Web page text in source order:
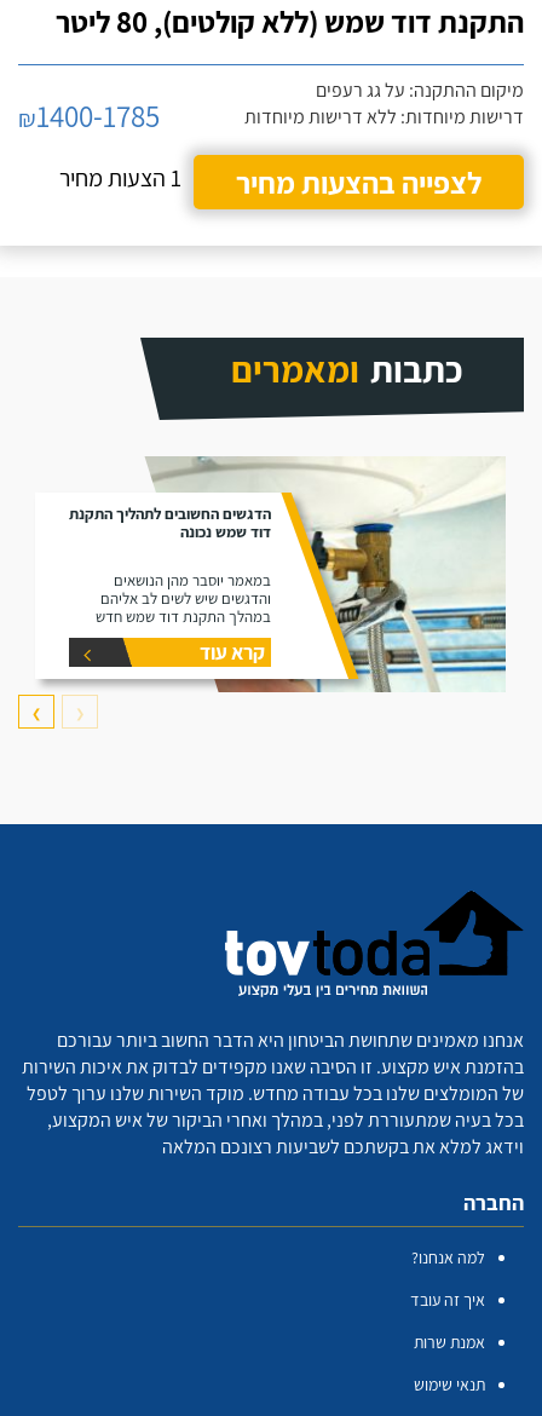
התקנת דוד שמש (ללא קולטים), 80 ליטר
מיקום ההתקנה: על גג רעפים
דרישות מיוחדות: ללא דרישות מיוחדות
₪1400-1785
לצפייה בהצעות מחיר
1 הצעות מחיר
כתבות ומאמרים
הדגשים החשובים לתהליך התקנת
דוד שמש נכונה
במאמר יוסבר מהן הנושאים
והדגשים שיש לשים לב אליהם
במהלך התקנת דוד שמש חדש
קרא עוד
❮
❯
אנחנו מאמינים שתחושת הביטחון היא הדבר החשוב ביותר עבורכם
בהזמנת איש מקצוע. זו הסיבה שאנו מקפידים לבדוק את איכות השירות
של המומלצים שלנו בכל עבודה מחדש. מוקד השירות שלנו ערוך לטפל
בכל בעיה שמתעוררת לפני, במהלך ואחרי הביקור של איש המקצוע,
וידאג למלא את בקשתכם לשביעות רצונכם המלאה
החברה
למה אנחנו?
איך זה עובד
אמנת שרות
תנאי שימוש